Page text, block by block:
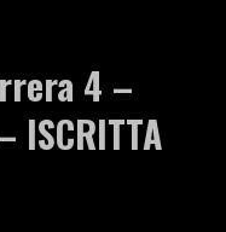
4 –
ISCRITTA